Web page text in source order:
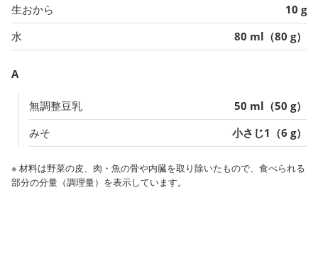
生おから
10 g
水
80 ml（80 g）
A
無調整豆乳
50 ml（50 g）
みそ
小さじ1（6 g）
※ 材料は野菜の皮、肉・魚の骨や内臓を取り除いたもので、食べられる
部分の分量（調理量）を表示しています。